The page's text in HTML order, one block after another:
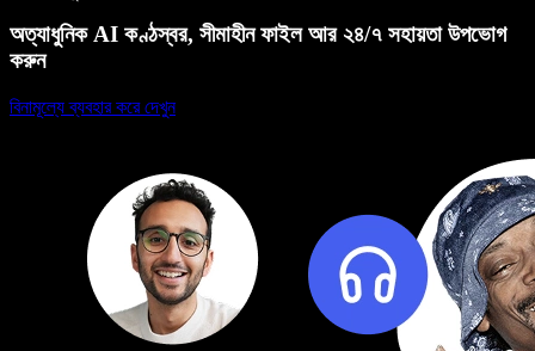
অত্যাধুনিক AI কণ্ঠস্বর, সীমাহীন ফাইল আর ২৪/৭ সহায়তা উপভোগ
করুন
বিনামূল্যে ব্যবহার করে দেখুন